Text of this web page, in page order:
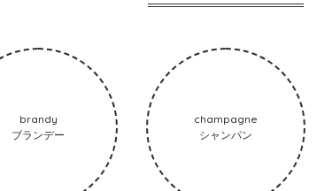
brandy
ブランデー
champagne
シャンパン